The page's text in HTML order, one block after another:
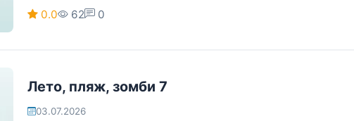
0.0
62 0
Лето, пляж, зомби 7
03.07.2026